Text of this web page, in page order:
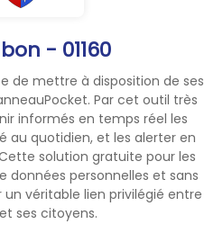
- 01160
de mettre à disposition de ses
Par cet outil très
informés en temps réel les
au quotidien, et les alerter en
solution gratuite pour les
données personnelles et sans
véritable lien privilégié entre
ses citoyens.